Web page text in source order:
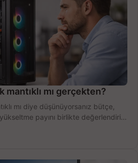
mantıklı mı gerçekten?
mı diye düşünüyorsanız bütçe,
payını birlikte değerlendirin,